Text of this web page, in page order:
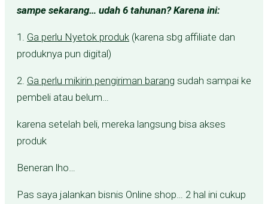
sampe sekarang… udah 6 tahunan? Karena ini:
1. Ga perlu Nyetok produk (karena sbg affiliate dan
produknya pun digital)
2. Ga perlu mikirin pengiriman barang sudah sampai ke
pembeli atau belum…
karena setelah beli, mereka langsung bisa akses
produk
Beneran lho…
Pas saya jalankan bisnis Online shop… 2 hal ini cukup